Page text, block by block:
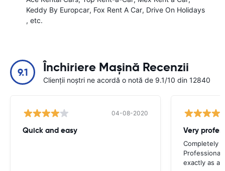
Keddy By Europcar Fox Rent A Car Drive On Holidays
, etc.
9.1 Închiriere Mașină Recenzii
Clienții noștri ne acordă o notă de 9.1/10 din 12840
04-08-2020
Quick and easy
Completely
exactly as